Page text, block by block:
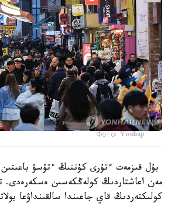
Фото: Yonhap
بۇل قىزمەت ءتۇرى كۇننىڭ ءتۇسۋ باعىتىن
مەن اعاشتاردىڭ كولەڭكەسىن ەسكەرەدى.
كولىكتەردىڭ قاي جاعىندا سالقىنداۋعا